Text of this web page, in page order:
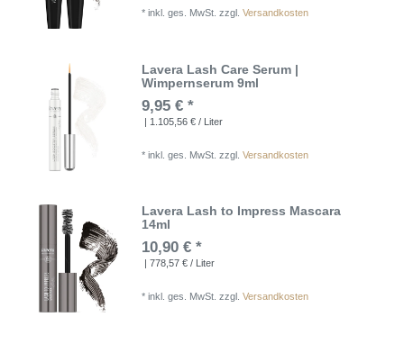
*inkl. ges. MwSt. zzgl.Versandkosten
Lavera Lash Care Serum |
Wimpernserum 9ml
9,95 € *
| 1.105,56 € / Liter
*inkl. ges. MwSt. zzgl.Versandkosten
Lavera Lash to Impress Mascara
14ml
10,90 € *
| 778,57 € / Liter
*inkl. ges. MwSt. zzgl.Versandkosten